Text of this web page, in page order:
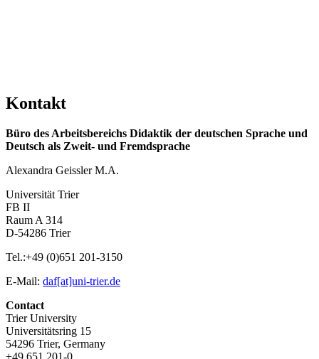
Kontakt
Büro des Arbeitsbereichs Didaktik der deutschen Sprache und
Deutsch als Zweit- und Fremdsprache
Alexandra Geissler M.A.
Universität Trier
FB II
Raum A 314
D-54286 Trier
Tel.:+49 (0)651 201-3150
E-Mail: daf[at]uni-trier.de
Contact
Trier University
Universitätsring 15
54296 Trier, Germany
+49 651 201-0